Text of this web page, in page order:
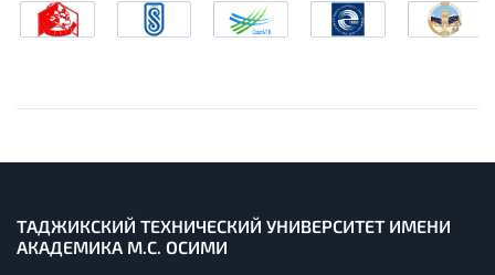
ТАДЖИКСКИЙ ТЕХНИЧЕСКИЙ УНИВЕРСИТЕТ ИМЕНИ
АКАДЕМИКА М.С. ОСИМИ